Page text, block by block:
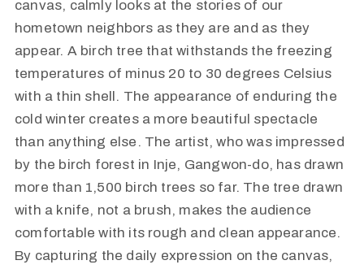
canvas, calmly looks at the stories of our
hometown neighbors as they are and as they
appear. A birch tree that withstands the freezing
temperatures of minus 20 to 30 degrees Celsius
with a thin shell. The appearance of enduring the
cold winter creates a more beautiful spectacle
than anything else. The artist, who was impressed
by the birch forest in Inje, Gangwon-do, has drawn
more than 1,500 birch trees so far. The tree drawn
with a knife, not a brush, makes the audience
comfortable with its rough and clean appearance.
By capturing the daily expression on the canvas,